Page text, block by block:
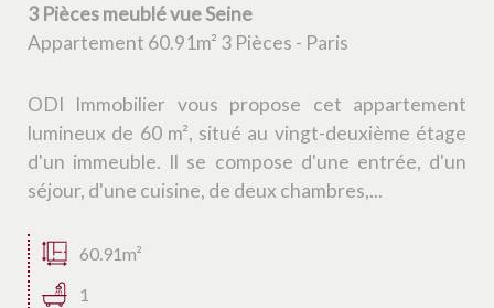
3 Pièces meublé vue Seine
Appartement 60.91m² 3 Pièces - Paris
ODI Immobilier vous propose cet appartement
lumineux de 60 m², situé au vingt-deuxième étage
d'un immeuble. Il se compose d'une entrée, d'un
séjour, d'une cuisine, de deux chambres,...
60.91m²
1